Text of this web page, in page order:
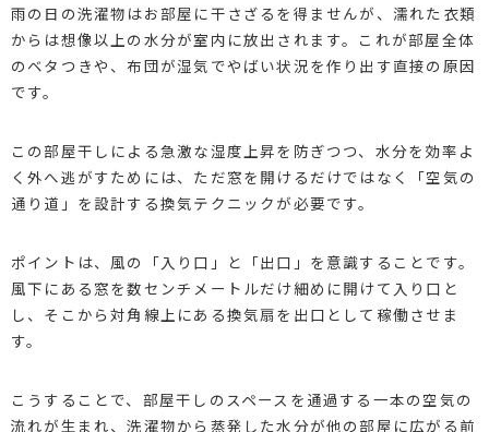
雨の日の洗濯物はお部屋に干さざるを得ませんが、濡れた衣類
からは想像以上の水分が室内に放出されます。これが部屋全体
のベタつきや、布団が湿気でやばい状況を作り出す直接の原因
です。
この部屋干しによる急激な湿度上昇を防ぎつつ、水分を効率よ
く外へ逃がすためには、ただ窓を開けるだけではなく「空気の
通り道」を設計する換気テクニックが必要です。
ポイントは、風の「入り口」と「出口」を意識することです。
風下にある窓を数センチメートルだけ細めに開けて入り口と
し、そこから対角線上にある換気扇を出口として稼働させま
す。
こうすることで、部屋干しのスペースを通過する一本の空気の
流れが生まれ、洗濯物から蒸発した水分が他の部屋に広がる前